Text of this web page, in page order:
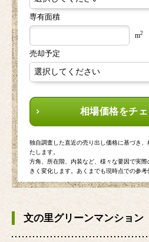
専有面積
m2
売却予定
相場価格をチ
独自調査した直近の売り出し価格に基づき
たします。
方角、所在階、内装など、様々な要因で実
きく変化します。あくまでも現時点での参考
文の里グリーンマンション